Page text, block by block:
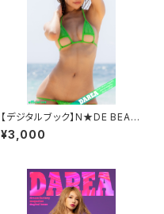
【デジタルブック】N★DE BEAC
H 福井えみり DAREA Dream
Factory Magazine
¥3,000